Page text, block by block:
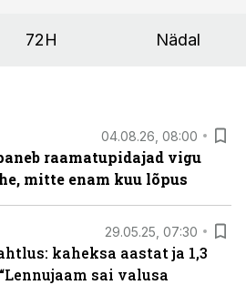
72H Nädal
04.08.26, 08:00
raamatupidajad vigu
mitte enam kuu lõpus
29.05.25, 07:30
kaheksa aastat ja 1,3
sai valusa